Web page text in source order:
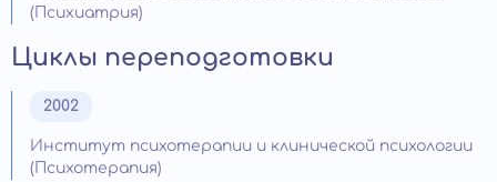
(Психиатрия)
Циклы переподготовки
2002
Институт психотерапии и клинической психологии
(Психотерапия)